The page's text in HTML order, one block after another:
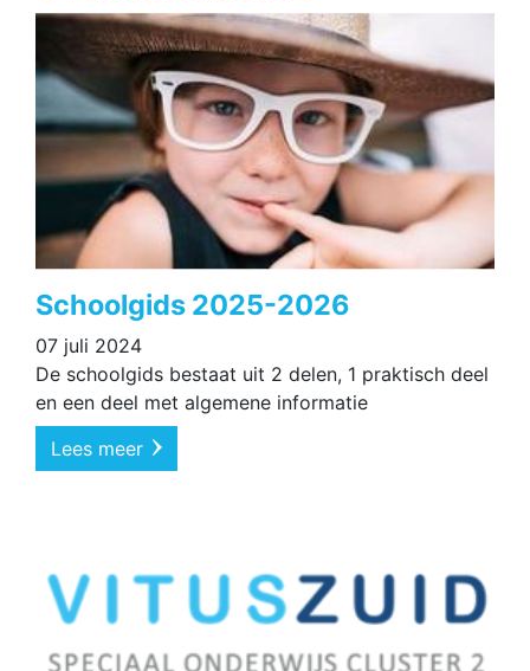
Schoolgids 2025-2026
07 juli 2024
De schoolgids bestaat uit 2 delen, 1 praktisch deel
en een deel met algemene informatie
Lees meer